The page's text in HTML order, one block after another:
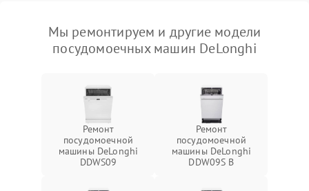
Мы ремонтируем и другие модели
посудомоечных машин DeLonghi
Ремонт
посудомоечной
машины DeLonghi
DDWS09
Ремонт
посудомоечной
машины DeLonghi
DDW09S B